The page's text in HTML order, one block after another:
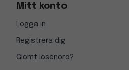
Mitt konto
Logga in
Registrera dig
Glömt lösenord?